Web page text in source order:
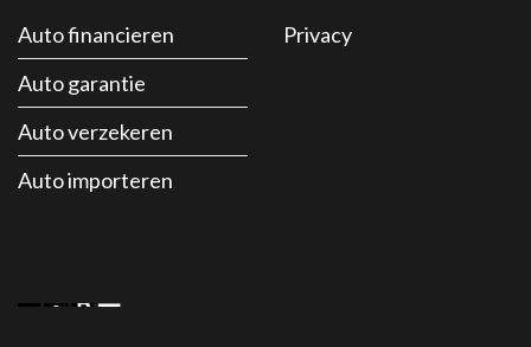
Auto financieren
Auto garantie
Auto verzekeren
Auto importeren
Privacy